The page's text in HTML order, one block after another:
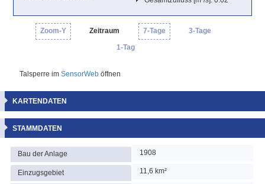
Zoom-Y Zeitraum 7-Tage
3-Tage
1-Tag
Talsperre im SensorWeb öffnen
KARTENDATEN
STAMMDATEN
Bau der Anlage 1908
Einzugsgebiet 11,6 km²